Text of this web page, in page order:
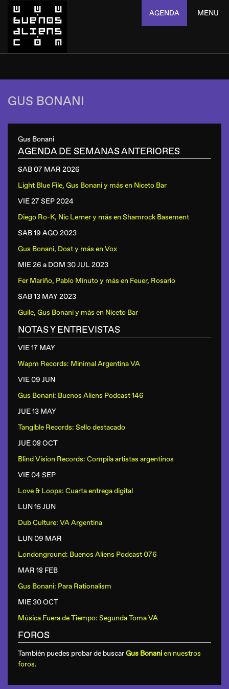
AGENDA MENU
GUS BONANI
Gus Bonani
AGENDA DE SEMANAS ANTERIORES
SAB 07 MAR 2026
Light Blue File, Gus Bonani y más en Niceto Bar
VIE 27 SEP2024
Diego Ro-K, Nic Lerner y más enShamrock Basement
SAB 19 AGO 2023
Gus Bonani, Dost y más enVox
MIE 26 a DOM 30 JUL2023
Fer Mariño, Pablo Minuto y más en Feuer, Rosario
SAB 13 MAY2023
Guile, Gus Bonani y más en Niceto Bar
NOTAS Y ENTREVISTAS
VIE 17 MAY
Wapm Records: Minimal Argentina VA
VIE 09 JUN
Gus Bonani: Buenos Aliens Podcast 146
JUE 13 MAY
Tangible Records: Sello destacado
JUE 08 OCT
Blind Vision Records: Compila artistas argentinos
VIE 04 SEP
Love & Loops: Cuarta entrega digital
LUN 15 JUN
Dub Culture: VA Argentina
LUN 09 MAR
Londonground: Buenos Aliens Podcast 076
MAR 18 FEB
Gus Bonani: Para Rationalism
MIE 30 OCT
Música Fuera de Tiempo: Segunda Toma VA
FOROS
También puedes probar de buscarGus Bonanien nuestros
foros.